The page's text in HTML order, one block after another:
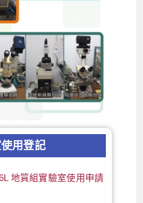
用登記
地質組實驗室使用申請